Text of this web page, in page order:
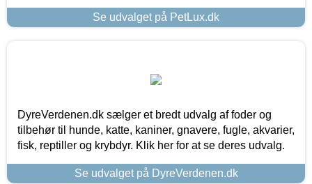
Se udvalget på PetLux.dk
DyreVerdenen.dk sælger et bredt udvalg af foder og
tilbehør til hunde, katte, kaniner, gnavere, fugle, akvarier,
fisk, reptiller og krybdyr. Klik her for at se deres udvalg.
Se udvalget på DyreVerdenen.dk